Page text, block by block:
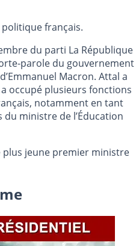
français.
du parti La République
parole du gouvernement
Macron. Attal a
occupé plusieurs fonctions
notamment en tant
du ministre de l’Éducation
plus jeune premier ministre